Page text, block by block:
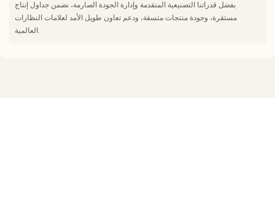
بفضل قدراتنا التصنيعية المتقدمة وإدارة الجودة الصارمة، نضمن جداول إنتاج
مستقرة، وجودة منتجات متسقة، ودعم تعاون طويل الأمد لعلامات النظارات
العالمية.